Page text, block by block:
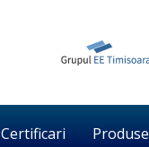
Certificari Produse